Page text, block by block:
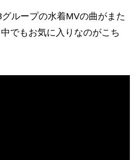
ループの水着MVの曲がまた
でもお気に入りなのがこち